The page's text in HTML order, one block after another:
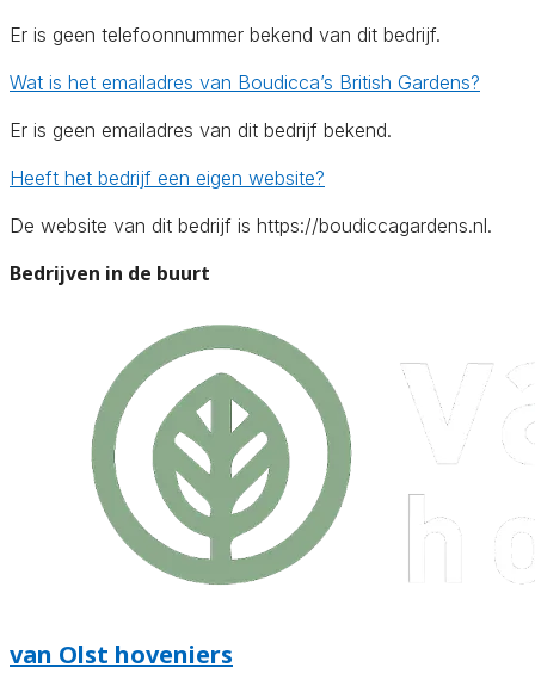
Er is geen telefoonnummer bekend van dit bedrijf.
Wat is het emailadres van Boudicca’s British Gardens?
Er is geen emailadres van dit bedrijf bekend.
Heeft het bedrijf een eigen website?
De website van dit bedrijf is https://boudiccagardens.nl.
Bedrijven in de buurt
van Olst hoveniers